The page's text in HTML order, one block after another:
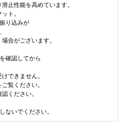
止性能を高めています。
ト。
り込みが
合がございます。
確認してから
できません。
覧ください。
ください。
ないでください。